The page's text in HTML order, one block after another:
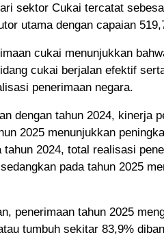
sektor Cukai tercatat
utama dengan capaian
cukai menunjukkan
cukai berjalan efektif
penerimaan negara.
dengan tahun 2024, kinerja
2025 menunjukkan
tahun 2024, total realisasi
pada tahun 2025
penerimaan tahun 2025
tumbuh sekitar 83,9%